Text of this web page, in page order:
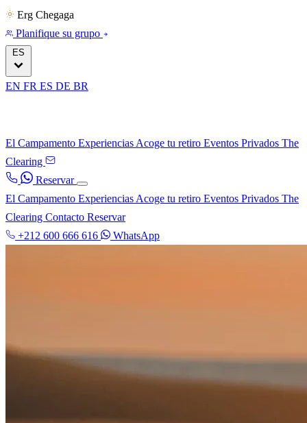
Erg Chegaga
Planifique su grupo
ES
EN FR ES DE BR
El Campamento Experiencias Acoge tu retiro Eventos Privados The
Clearing
Reservar
El Campamento Experiencias Acoge tu retiro Eventos Privados The
Clearing Contacto Reservar
+212 600 666 616
WhatsApp